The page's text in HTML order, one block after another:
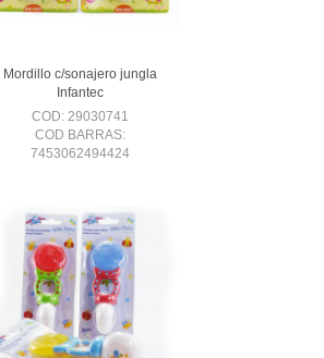
Mordillo c/sonajero jungla
Infantec
COD: 29030741
COD BARRAS:
7453062494424